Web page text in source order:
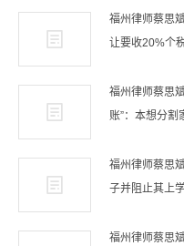
福州律师蔡思
让要收20%个
福州律师蔡思
账”：本想分割
福州律师蔡思
子并阻止其上
福州律师蔡思